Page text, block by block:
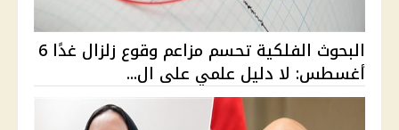
البحوث الفلكية تحسم مزاعم وقوع زلزال غدًا 6
أغسطس: لا دليل علمي على ال...